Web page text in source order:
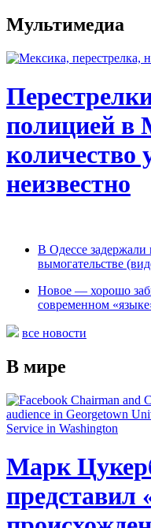
Мультимедиа
полицией в
количество
неизвестно
В Одессе задержали
вымогательстве
Новое — хорошо
современном
все новости
В мире
Марк
представил